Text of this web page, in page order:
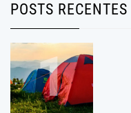
POSTS RECENTES
1